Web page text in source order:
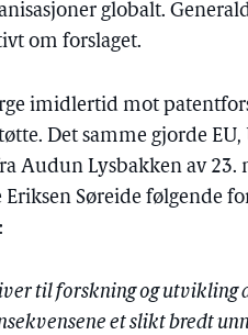
globalt.
om forslaget.
imidlertid mot
Det samme gjorde EU,
Audun Lysbakken av 23.
Søreide følgende
til forskning og utvikling
et slikt bredt